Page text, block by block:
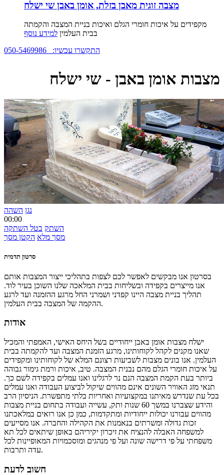
מצבה זוגית מאבן בזלת, אומן באבן שי ישלח
מקפידים על איכות חומרי הגלם ואיכות בניית המצבה והקמתה
בבית העלמין למידע נוסף
050-5469986 :התקשרו עכשיו
מצבות אומן באבן - שי ישלח
נגן השהה
00:00
השתק בטל השתקה
מסך מלא הקטן מסך
סרטון תדמית
בסרטון אנו מבקשים לאפשר לכם לצפות בתהליכי ייצור המצבות אותם
אנו מייצרים בקפידה ובשליחות בבית המלאכה שלנו השוכן בעיר לוד.
תהליך בניית מצבה היינו קפדני ושמרני החל מרגע ההזמנה ועד לרגע
ההקמה של המצבה בבית העלמין.
אודות
ישלח מצבות אומן באבן ייחודיים בשל היחס האישי, האמפתי והמכיל
שאנו מקנים לקהל לקוחותינו, מרגע הזמנת המצבה ועד להקמתה בבית
העלמין. אנו בונים מצבות לשביעות רצונם המלא של לקוחותינו ומקפידים
על איכות חומרי הגלם מהם נבנית המצבה. טיב, איכות ורמת גימור גבוהה
ביותר בעת הקמת המצבה הנם נר לרגלינו ואנו עמלים בקפידה לשם כך.
תנאי מזג האוויר השונים אינם מהווים שיקול לביצוע העבודה ואנו עמלים
בכל עת שנדרש מאיתנו במקצועיות ואחריות בלתי מתפשרת. הניסיון הרב
והידע שצברנו במשך 60 שנות ותק, עשייה ועבודה בתחום בניית מצבות
מהווים עבורנו יכולות ייחודיות ומתקדמות, כמן כן אנו רואים במלאכתנו
זכות גדולה ומשרתים בנאמנות את הקהילה והחברה. אנו מסייעים
למשפחה האבלה להנציח את זיכרון יקיריהם באופן שיתאים לכל תא
משפחתי על פי דרישה שונה ועל פי מנהגים ומוסכמויות המאופיינות לכל
עדה ותרבות.
חשוב לדעת